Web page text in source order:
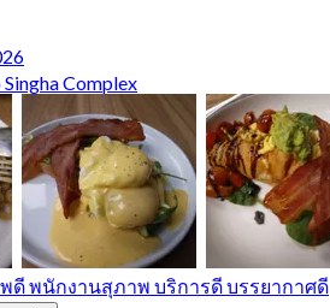
Complex
ดี พนักงานสุภาพ บริการดี บรรยากาศดี